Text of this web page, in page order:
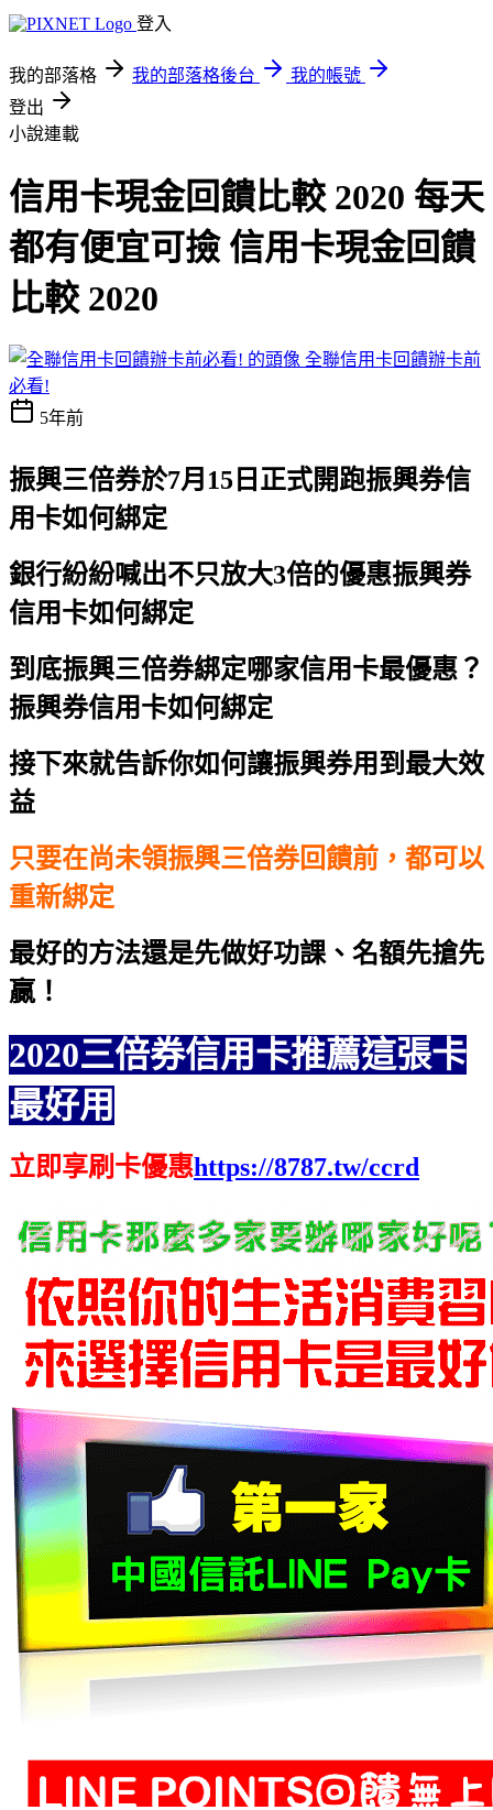
登入
我的部落格 我的部落格後台
我的帳號
登出
小說連載
信用卡現金回饋比較 2020 每天
都有便宜可撿 信用卡現金回饋
比較 2020
全聯信用卡回饋辦卡前
必看!
5年前
振興三倍券於7月15日正式開跑振興券信
用卡如何綁定
銀行紛紛喊出不只放大3倍的優惠振興券
信用卡如何綁定
到底振興三倍券綁定哪家信用卡最優惠？
振興券信用卡如何綁定
接下來就告訴你如何讓振興券用到最大效
益
只要在尚未領振興三倍券回饋前，都可以
重新綁定
最好的方法還是先做好功課、名額先搶先
贏！
2020三倍券信用卡推薦這張卡
最好用
立即享刷卡優惠https://8787.tw/ccrd